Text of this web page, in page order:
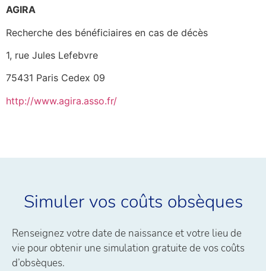
AGIRA
Recherche des bénéficiaires en cas de décès
1, rue Jules Lefebvre
75431 Paris Cedex 09
http://www.agira.asso.fr/
Simuler vos coûts obsèques
Renseignez votre date de naissance et votre lieu de
vie pour obtenir une simulation gratuite de vos coûts
d’obsèques.